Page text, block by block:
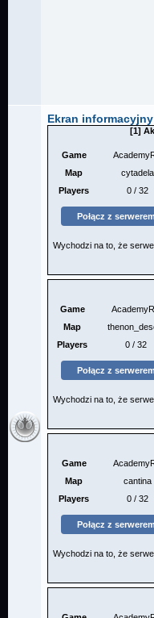
Ekran informacyjny